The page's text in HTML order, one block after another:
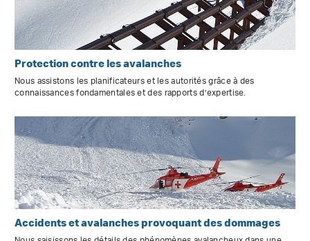
Protection contre les avalanches
Nous assistons les planificateurs et les autorités grâce à des
connaissances fondamentales et des rapports d’expertise.
Accidents et avalanches provoquant des dommages